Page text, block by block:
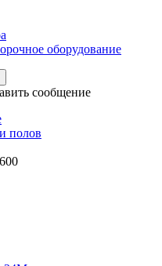
оборудование
сообщение
полов